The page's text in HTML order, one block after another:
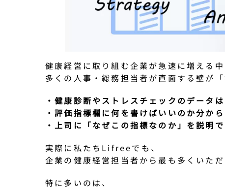
健康経営に取り組む企業が急速に増える中
多くの人事・総務担当者が直面する壁が
・健康診断やストレスチェックのデータ
・評価指標欄に何を書けばいいのか分か
・上司に「なぜこの指標なのか」を説明
実際に私たちLifreeでも、
企業の健康経営担当者から最も多くいた
特に多いのは、